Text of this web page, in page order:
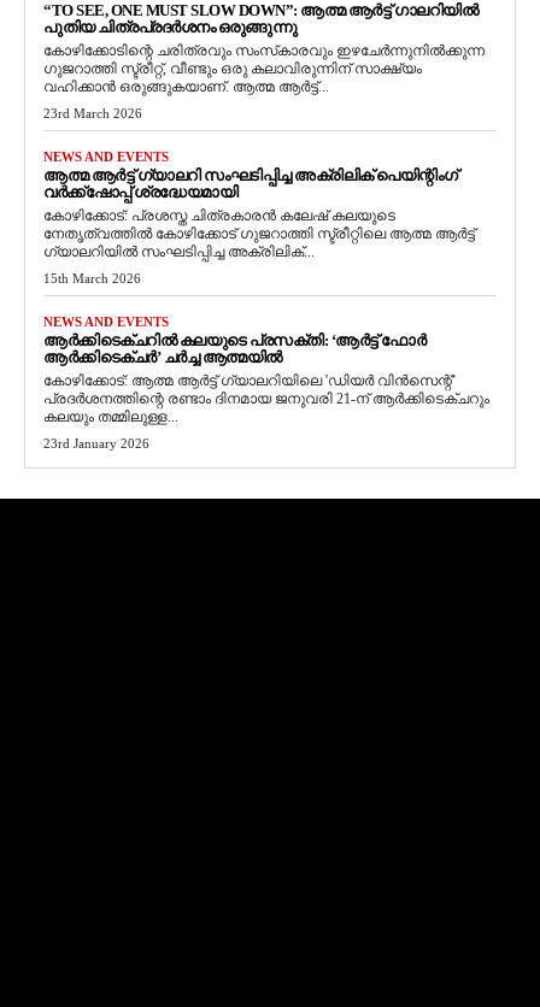
“TO SEE, ONE MUST SLOW DOWN”: ആത്മ ആർട്ട് ഗാലറിയിൽ
പുതിയ ചിത്രപ്രദർശനം ഒരുങ്ങുന്നു
കോഴിക്കോടിന്റെ ചരിത്രവും സംസ്‌കാരവും ഇഴചേർന്നുനിൽക്കുന്ന
ഗുജറാത്തി സ്ട്രീറ്റ്, വീണ്ടും ഒരു കലാവിരുന്നിന് സാക്ഷ്യം
വഹിക്കാൻ ഒരുങ്ങുകയാണ്. ആത്മ ആർട്ട്...
23rd March 2026
NEWS AND EVENTS
ആത്മ ആർട്ട് ഗ്യാലറി സംഘടിപ്പിച്ച അക്രിലിക് പെയിന്റിംഗ്
വർക്ക്‌ഷോപ്പ് ശ്രദ്ധേയമായി
കോഴിക്കോട്: പ്രശസ്ത ചിത്രകാരൻ കലേഷ് കലയുടെ
നേതൃത്വത്തിൽ കോഴിക്കോട് ഗുജറാത്തി സ്ട്രീറ്റിലെ ആത്മ ആർട്ട്
ഗ്യാലറിയിൽ സംഘടിപ്പിച്ച അക്രിലിക്...
15th March 2026
NEWS AND EVENTS
ആർക്കിടെക്ചറിൽ കലയുടെ പ്രസക്തി: ‘ആർട്ട് ഫോർ
ആർക്കിടെക്ചർ’ ചർച്ച ആത്മയിൽ
​കോഴിക്കോട്: ആത്മ ആർട്ട് ഗ്യാലറിയിലെ 'ഡിയർ വിൻസെന്റ്'
പ്രദർശനത്തിന്റെ രണ്ടാം ദിനമായ ജനുവരി 21-ന് ആർക്കിടെക്ചറും
കലയും തമ്മിലുള്ള...
23rd January 2026